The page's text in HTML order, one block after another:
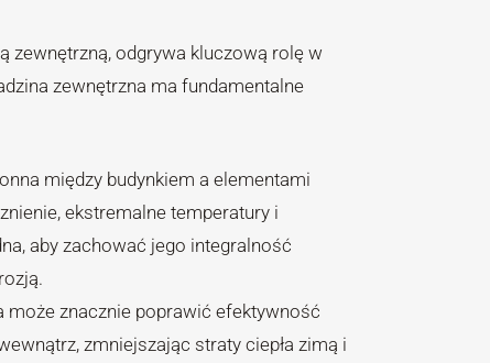
zewnętrzną, odgrywa kluczową rolę w
zewnętrzna ma fundamentalne
między budynkiem a elementami
ekstremalne temperatury i
aby zachować jego integralność
może znacznie poprawić efektywność
zmniejszając straty ciepła zimą i